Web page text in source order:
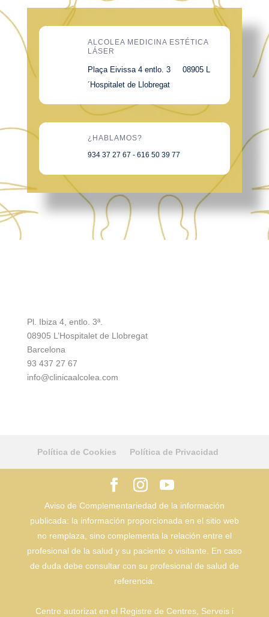
ALCOLEA MEDICINA ESTÉTICA
LÁSER
Plaça Eivissa 4 entlo. 3 08905 L
´Hospitalet de Llobregat
¿HABLAMOS?
934 37 27 67 - 616 50 39 77
Pl. Ibiza 4, entlo. 3ª.
08905 L’Hospitalet de Llobregat
Barcelona
93 437 27 67
info@clinicaalcolea.com
Política de Cookies Política de Privacidad
Aviso de Complementariedad de la información
publicada: la información proporcionada en el sitio web
no remplaza, sino complementa la relación entre el
profesional de la salud y su paciente o visitante. En caso
de duda debe consultar con su profesional de salud de
referencia.
Centre autorizat en el Registre de Centres, Serveis i